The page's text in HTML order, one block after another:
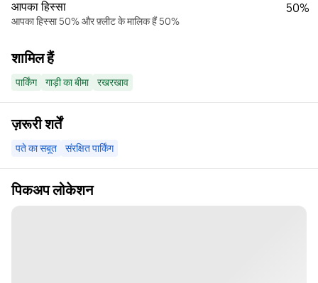
आपका हिस्सा
आपका हिस्सा 50% और फ़्लीट के मालिक हैं 50%
50%
शामिल हैं
पार्किंग गाड़ी का बीमा रखरखाव
ज़रूरी शर्तें
पते का सबूत संरक्षित पार्किंग
पिकअप लोकेशन